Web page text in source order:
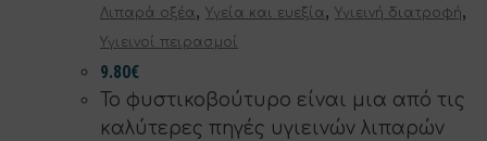
Λιπαρά οξέα, Υγεία και ευεξία, Υγιεινή διατροφή,
Υγιεινοί πειρασμοί
9.80€
Το φυστικοβούτυρο είναι μια από τις
καλύτερες πηγές υγιεινών λιπαρών